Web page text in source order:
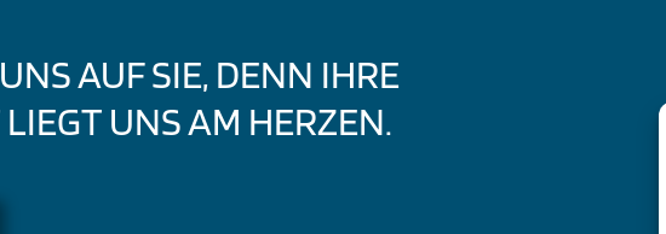
AUF SIE, DENN IHRE
UNS AM HERZEN.